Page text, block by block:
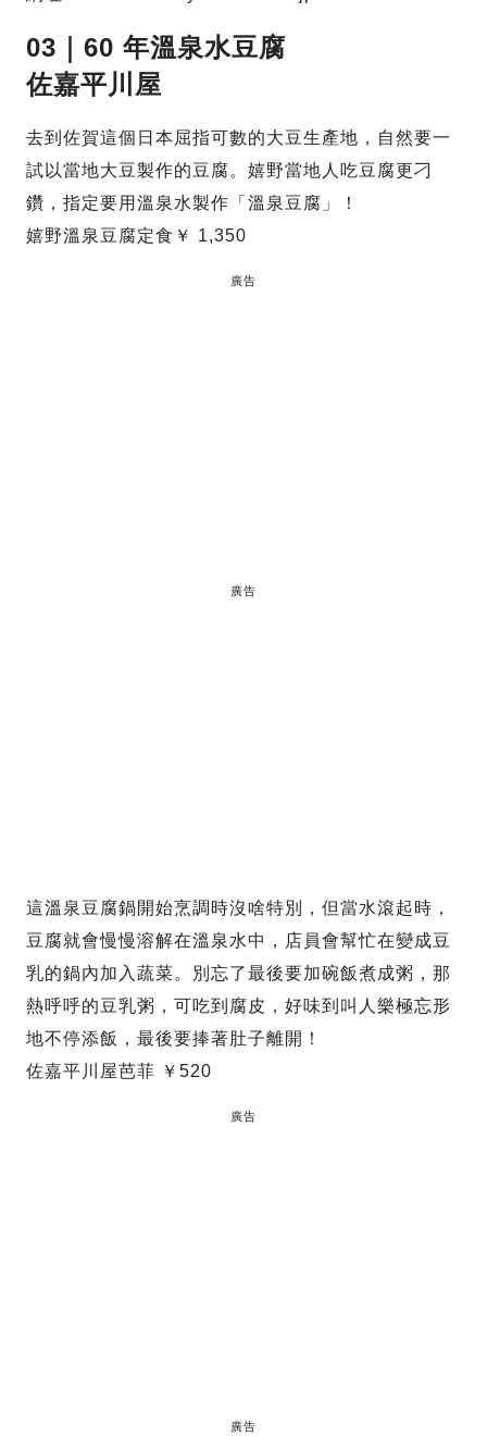
03｜60 年溫泉水豆腐
佐嘉平川屋
去到佐賀這個日本屈指可數的大豆生產地，自然要一
試以當地大豆製作的豆腐。嬉野當地人吃豆腐更刁
鑽，指定要用溫泉水製作「溫泉豆腐」！
嬉野溫泉豆腐定食￥ 1,350
廣告
廣告
這溫泉豆腐鍋開始烹調時沒啥特別，但當水滾起時，
豆腐就會慢慢溶解在溫泉水中，店員會幫忙在變成豆
乳的鍋內加入蔬菜。別忘了最後要加碗飯煮成粥，那
熱呼呼的豆乳粥，可吃到腐皮，好味到叫人樂極忘形
地不停添飯，最後要捧著肚子離開！
佐嘉平川屋芭菲 ￥520
廣告
廣告